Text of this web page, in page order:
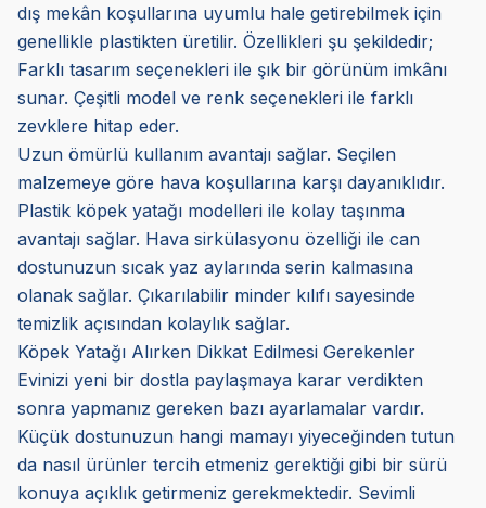
dış mekân koşullarına uyumlu hale getirebilmek için
genellikle plastikten üretilir. Özellikleri şu şekildedir;
Farklı tasarım seçenekleri ile şık bir görünüm imkânı
sunar. Çeşitli model ve renk seçenekleri ile farklı
zevklere hitap eder.
Uzun ömürlü kullanım avantajı sağlar. Seçilen
malzemeye göre hava koşullarına karşı dayanıklıdır.
Plastik köpek yatağı modelleri ile kolay taşınma
avantajı sağlar. Hava sirkülasyonu özelliği ile can
dostunuzun sıcak yaz aylarında serin kalmasına
olanak sağlar. Çıkarılabilir minder kılıfı sayesinde
temizlik açısından kolaylık sağlar.
Köpek Yatağı Alırken Dikkat Edilmesi Gerekenler
Evinizi yeni bir dostla paylaşmaya karar verdikten
sonra yapmanız gereken bazı ayarlamalar vardır.
Küçük dostunuzun hangi mamayı yiyeceğinden tutun
da nasıl ürünler tercih etmeniz gerektiği gibi bir sürü
konuya açıklık getirmeniz gerekmektedir. Sevimli